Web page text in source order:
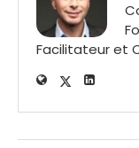
Facilitateur et